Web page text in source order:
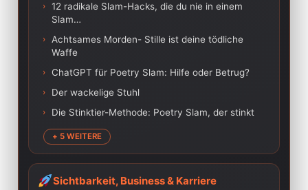
› 12 radikale Slam-Hacks, die du nie in einem
Slam…
›
Achtsames Morden- Stille ist deine tödliche
Waffe
› ChatGPT für Poetry Slam: Hilfe oder Betrug?
› Der wackelige Stuhl
› Die Stinktier-Methode: Poetry Slam, der stinkt
+ 5 WEITERE
Sichtbarkeit, Business & Karriere